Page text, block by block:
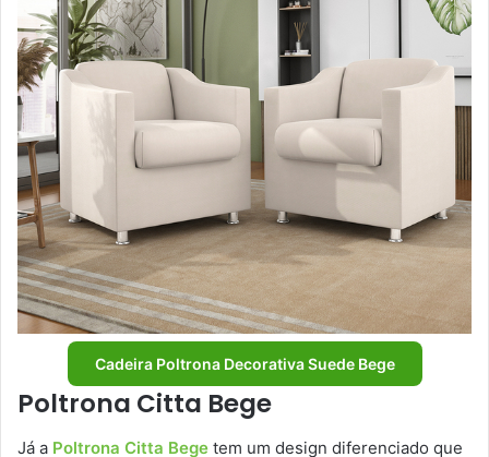
Cadeira Poltrona Decorativa Suede Bege
Poltrona Citta Bege
Já a Poltrona Citta Bege tem um design diferenciado que